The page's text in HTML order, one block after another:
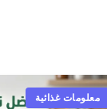
معلومات غذائية